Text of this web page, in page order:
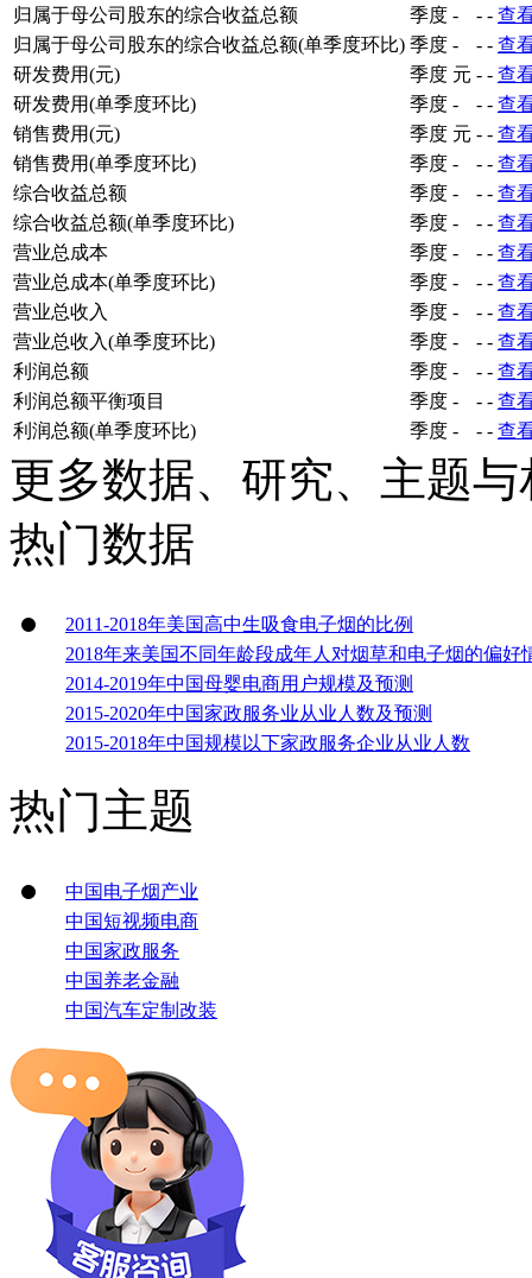
归属于母公司股东的综合收益总额 季度 - - - 查
归属于母公司股东的综合收益总额(单季度环比) 季度 - - - 查
研发费用(元)
季度 元 - - 查
研发费用(单季度环比)
季度 - - - 查
销售费用(元)
季度 元 - - 查
销售费用(单季度环比)
季度 - - - 查
综合收益总额
季度 - - - 查
综合收益总额(单季度环比)
季度 - - - 查
营业总成本
季度 - - - 查
营业总成本(单季度环比)
季度 - - - 查
营业总收入
季度 - - - 查
营业总收入(单季度环比)
季度 - - - 查
利润总额
季度 - - - 查
利润总额平衡项目
季度 - - - 查
利润总额(单季度环比)
季度 - - - 查
更多数据、研究、主题
热门数据
2011-2018年美国高中生吸食电子烟的比例
2018年来美国不同年龄段成年人对烟草和电子烟的偏好
2014-2019年中国母婴电商用户规模及预测
2015-2020年中国家政服务业从业人数及预测
2015-2018年中国规模以下家政服务企业从业人数
热门主题
中国电子烟产业
中国短视频电商
中国家政服务
中国养老金融
中国汽车定制改装